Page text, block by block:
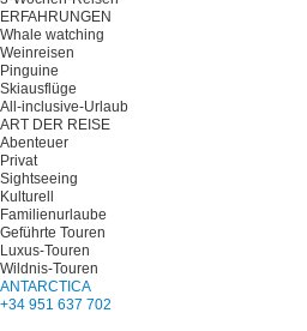
ERFAHRUNGEN
Whale watching
Weinreisen
Pinguine
Skiausflüge
All-inclusive-Urlaub
ART DER REISE
Abenteuer
Privat
Sightseeing
Kulturell
Familienurlaube
Geführte Touren
Luxus-Touren
Wildnis-Touren
ANTARCTICA
+34 951 637 702